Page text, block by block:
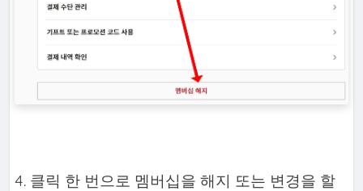
4. 클릭 한 번으로 멤버십을 해지 또는 변경을 할